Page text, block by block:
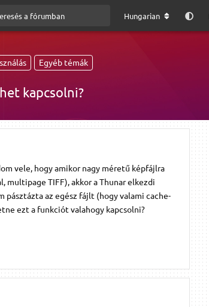
Hungarian
Egyéb témák
kapcsolni?
vele, hogy amikor nagy méretű képfájlra
multipage TIFF), akkor a Thunar elkezdi
pásztázta az egész fájlt (hogy valami cache-
ezt a funkciót valahogy kapcsolni?